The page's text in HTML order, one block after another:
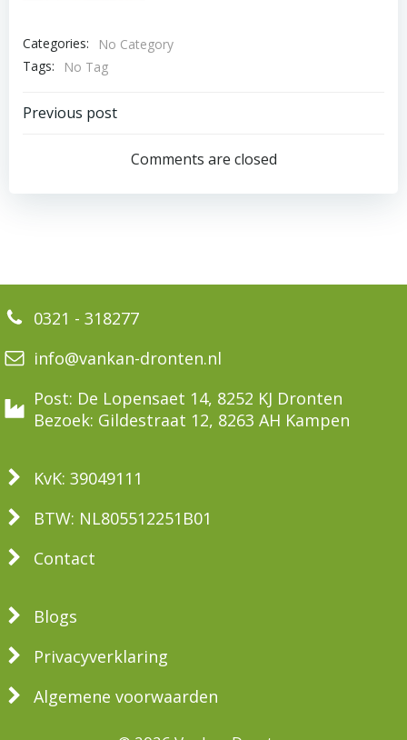
Categories:
No Category
Tags:
No Tag
Bericht
navigatie
Previous post
Comments are closed
0321 - 318277
info@vankan-dronten.nl
Post: De Lopensaet 14, 8252 KJ Dronten
Bezoek: Gildestraat 12, 8263 AH Kampen
KvK: 39049111
BTW: NL805512251B01
Contact
Blogs
Privacyverklaring
Algemene voorwaarden